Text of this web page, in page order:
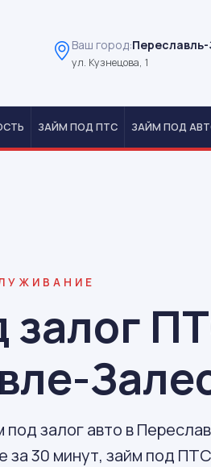
Ваш город:
ул. Кузнецова, 1
ЗАЙМ ПОД ПТС ЗАЙМ ПОД
залог
залог авто в
за 30 минут, займ под